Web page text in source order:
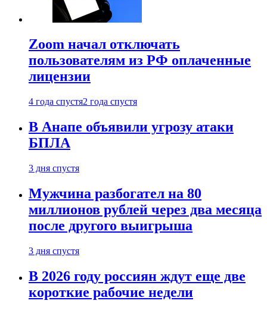
Zoom начал отключать
пользователям из РФ оплаченные
лицензии
4 года спустя2 года спустя
В Анапе объявили угрозу атаки
БПЛА
3 дня спустя
Мужчина разбогател на 80
миллионов рублей через два месяца
после другого выигрыша
3 дня спустя
В 2026 году россиян ждут еще две
короткие рабочие недели